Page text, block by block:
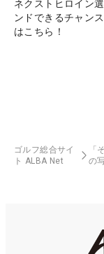
ネクストヒロイン
ンドできるチャン
はこちら！
ゴルフ総合サイ
ト ALBA Net
「
の